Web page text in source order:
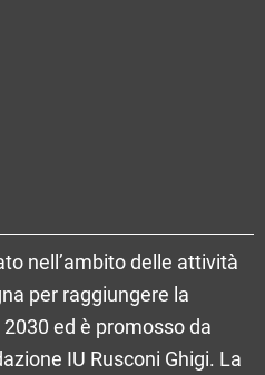
nell’ambito delle attività
per raggiungere la
ed è promosso da
IU Rusconi Ghigi. La